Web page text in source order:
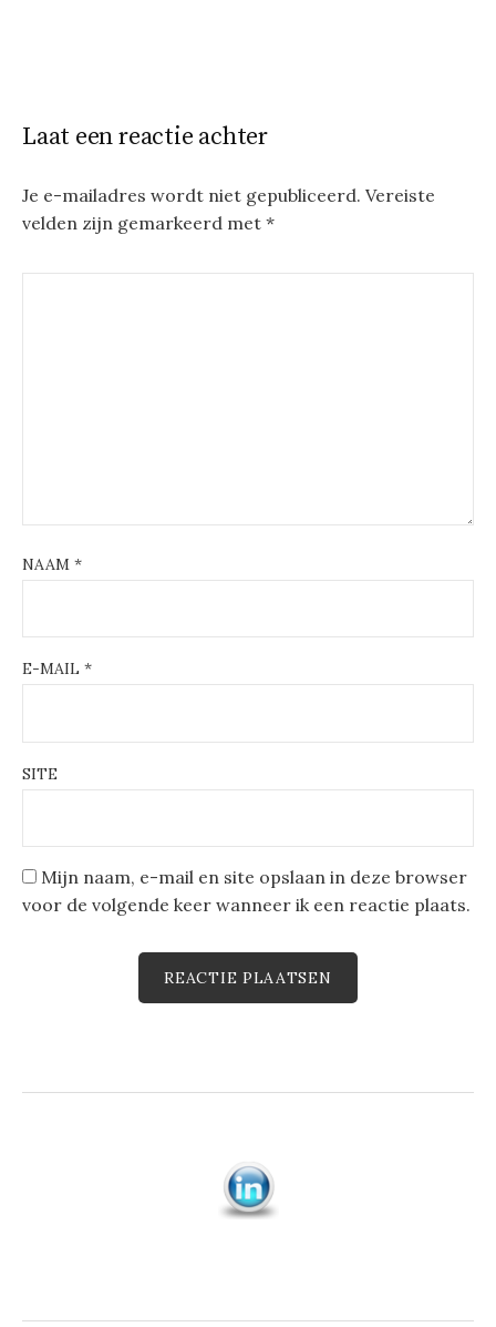
Laat een reactie achter
Je e-mailadres wordt niet gepubliceerd. Vereiste
velden zijn gemarkeerd met *
NAAM *
E-MAIL *
SITE
Mijn naam, e-mail en site opslaan in deze browser
voor de volgende keer wanneer ik een reactie plaats.